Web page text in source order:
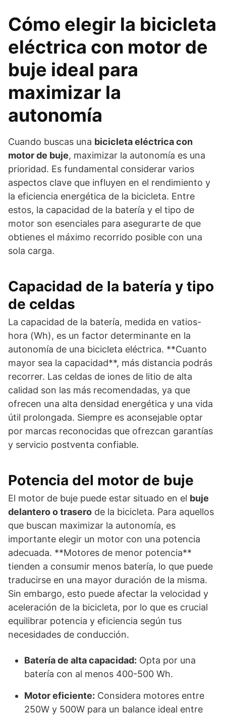
Cómo elegir la bicicleta
eléctrica con motor de
buje ideal para
maximizar la
autonomía
Cuando buscas una bicicleta eléctrica con
motor de buje, maximizar la autonomía es una
prioridad. Es fundamental considerar varios
aspectos clave que influyen en el rendimiento y
la eficiencia energética de la bicicleta. Entre
estos, la capacidad de la batería y el tipo de
motor son esenciales para asegurarte de que
obtienes el máximo recorrido posible con una
sola carga.
Capacidad de la batería y tipo
de celdas
La capacidad de la batería, medida en vatios-
hora (Wh), es un factor determinante en la
autonomía de una bicicleta eléctrica. **Cuanto
mayor sea la capacidad**, más distancia podrás
recorrer. Las celdas de iones de litio de alta
calidad son las más recomendadas, ya que
ofrecen una alta densidad energética y una vida
útil prolongada. Siempre es aconsejable optar
por marcas reconocidas que ofrezcan garantías
y servicio postventa confiable.
Potencia del motor de buje
El motor de buje puede estar situado en el buje
delantero o trasero de la bicicleta. Para aquellos
que buscan maximizar la autonomía, es
importante elegir un motor con una potencia
adecuada. **Motores de menor potencia**
tienden a consumir menos batería, lo que puede
traducirse en una mayor duración de la misma.
Sin embargo, esto puede afectar la velocidad y
aceleración de la bicicleta, por lo que es crucial
equilibrar potencia y eficiencia según tus
necesidades de conducción.
Batería de alta capacidad: Opta por una
batería con al menos 400-500 Wh.
Motor eficiente: Considera motores entre
250W y 500W para un balance ideal entre